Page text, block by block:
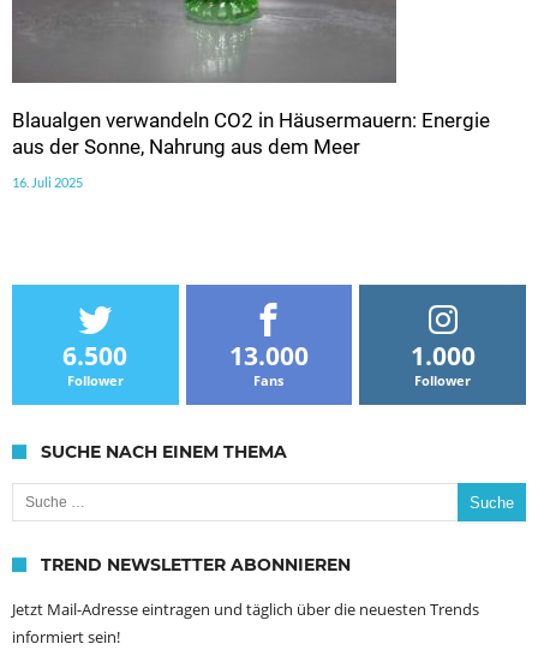
Blaualgen verwandeln CO2 in Häusermauern: Energie
aus der Sonne, Nahrung aus dem Meer
16. Juli 2025
6.500
Follower
13.000
Fans
1.000
Follower
SUCHE NACH EINEM THEMA
Suche nach:
TREND NEWSLETTER ABONNIEREN
Jetzt Mail-Adresse eintragen und täglich über die neuesten Trends
informiert sein!